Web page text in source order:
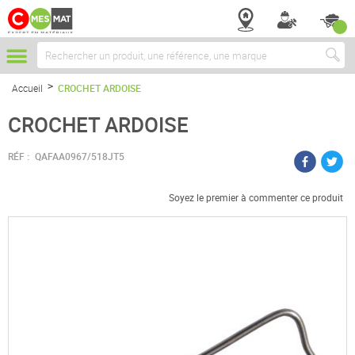
Chercher
Accueil CROCHET ARDOISE
CROCHET ARDOISE
RÉF : QAFAA0967/518JT5
Soyez le premier à commenter ce produit
Passer